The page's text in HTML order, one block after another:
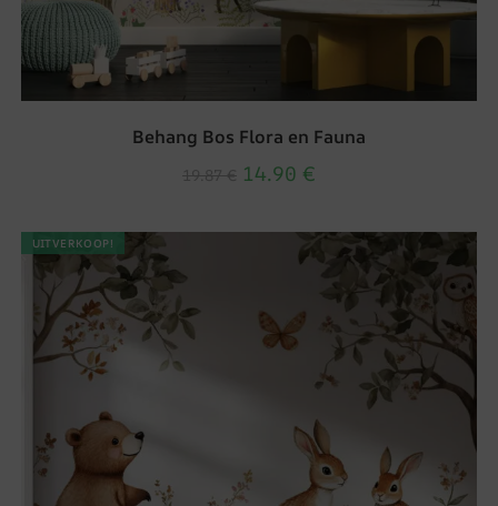
Behang Bos Flora en Fauna
14.90 €
UITVERKOOP!